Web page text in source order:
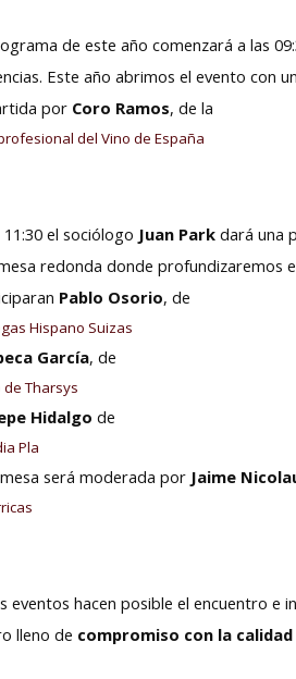
de este año comenzará a las
Este año abrimos el evento con
por Coro Ramos, de la
del Vino de España
11:30 el sociólogo Juan Park dará una
redonda donde profundizaremos
Pablo Osorio, de
Hispano Suizas
García, de
de Tharsys
Hidalgo de
Pla
será moderada por Jaime
eventos hacen posible el encuentro e
lleno de compromiso con la calidad